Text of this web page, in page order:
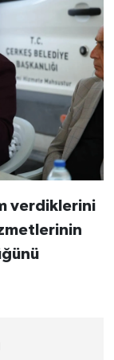
verdiklerini